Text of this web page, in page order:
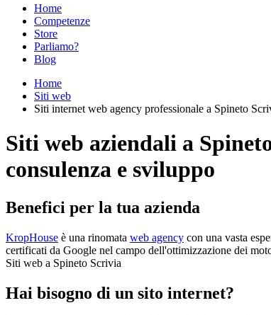
Home
Competenze
Store
Parliamo?
Blog
Home
Siti web
Siti internet web agency professionale a Spineto
Siti web aziendali a
consulenza e sviluppo
Benefici per la tua azienda
KropHouse è una rinomata web agency con una vasta
certificati da Google nel campo dell'ottimizzazione dei
Siti web a Spineto Scrivia
Hai bisogno di un sito internet?